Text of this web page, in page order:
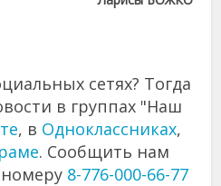
сетях? Тогда
в группах "Наш
, в Одноклассниках,
. Сообщить нам
8-776-000-66-77